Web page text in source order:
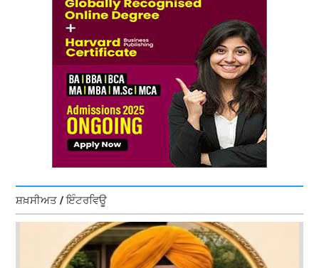
ਸ਼ਖ਼ਸੀਅਤ / ਇੰਟਰਵਿਊ